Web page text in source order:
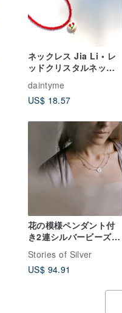
ネックレス Jia Li • レ
ッドクリスタルネック
レス • フラワーセラミ
ックペンダント • ラッ
キーチャーム
daintyme
US$ 18.57
花の模様ペンダント付
き2連シルバービーズネ
ックレス (N0129)
Stories of Silver
US$ 94.91